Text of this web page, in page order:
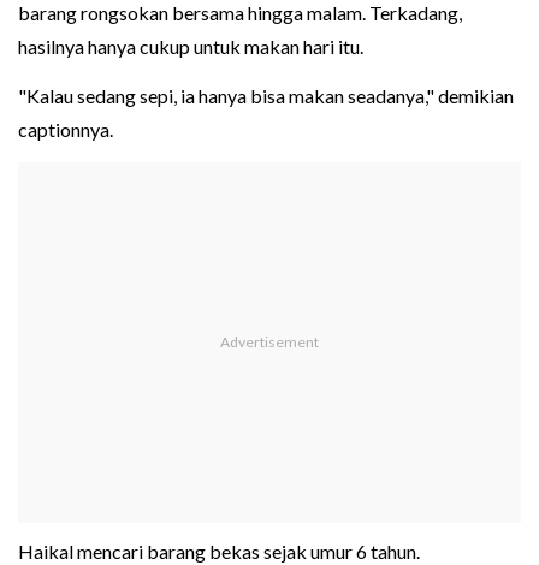
barang rongsokan bersama hingga malam. Terkadang,
hasilnya hanya cukup untuk makan hari itu.
"Kalau sedang sepi, ia hanya bisa makan seadanya," demikian
captionnya.
Haikal mencari barang bekas sejak umur 6 tahun.